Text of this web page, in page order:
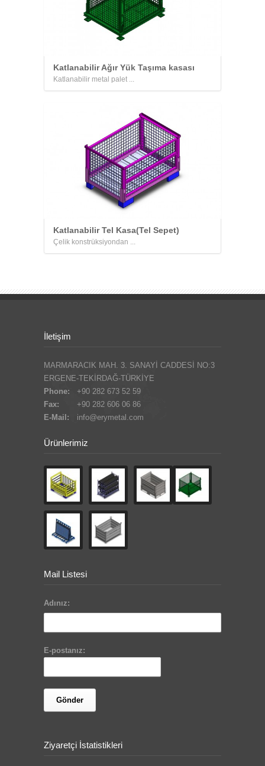
Katlanabilir Ağır Yük Taşıma kasası
Katlanabilir metal palet ...
Katlanabilir Tel Kasa(Tel Sepet)
Çelik konstrüksiyondan ...
İletişim
MARMARACIK MAH. 3. SANAYİ CADDESİ NO:3
ERGENE-TEKİRDAĞ-TÜRKİYE
Phone:
+90 282 673 52 59
Fax:
+90 282 606 06 86
E-Mail:
info@erymetal.com
Ürünlerimiz
Mail Listesi
Adınız:
E-postanız:
Ziyaretçi İstatistikleri